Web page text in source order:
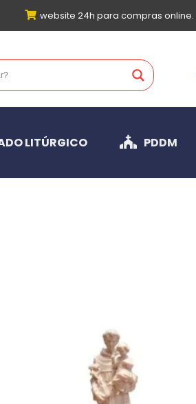
website 24h para compras online.
LITÚRGICO PDDM